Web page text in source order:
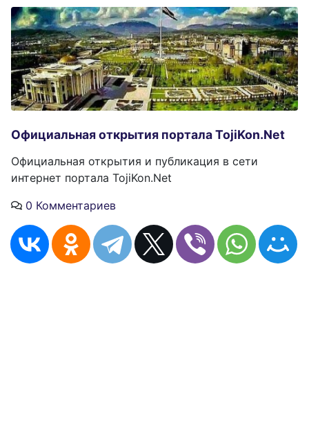
Официальная открытия портала TojiKon.Net
Официальная открытия и публикация в сети
интернет портала TojiKon.Net
0 Комментариев